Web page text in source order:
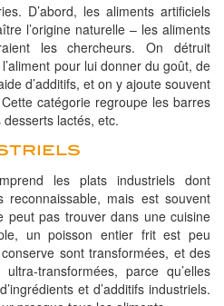
D’abord, les aliments artificiels
l’origine naturelle – les aliments
les chercheurs. On détruit
pour lui donner du goût, de
d’additifs, et on y ajoute souvent
catégorie regroupe les barres
lactés, etc.
les plats industriels dont
reconnaissable, mais est souvent
peut pas trouver dans une cuisine
un poisson entier frit est peu
sont transformées, et des
transformées, parce qu’elles
et d’additifs industriels.